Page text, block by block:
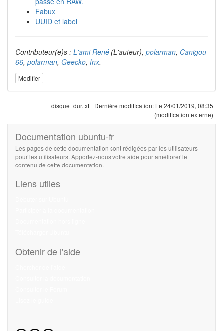
Fabux
UUID et label
Contributeur(e)s : L'ami René (L'auteur), polarman, Canigou
66, polarman, Geecko, fnx.
Modifier
disque_dur.txt Dernière modification: Le 24/01/2019, 08:35
(modification externe)
Documentation ubuntu-fr
Les pages de cette documentation sont rédigées par les utilisateurs
pour les utilisateurs. Apportez-nous votre aide pour améliorer le
contenu de cette documentation.
Liens utiles
Obtenir de l'aide